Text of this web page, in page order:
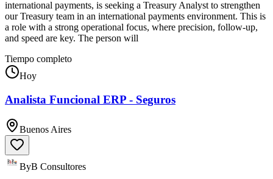
international payments, is seeking a Treasury Analyst to strengthen
our Treasury team in an international payments environment. This is
a role with a strong operational focus, where precision, follow-up,
and speed are key. The person will
Tiempo completo
Hoy
Analista Funcional ERP - Seguros
Buenos Aires
ByB Consultores